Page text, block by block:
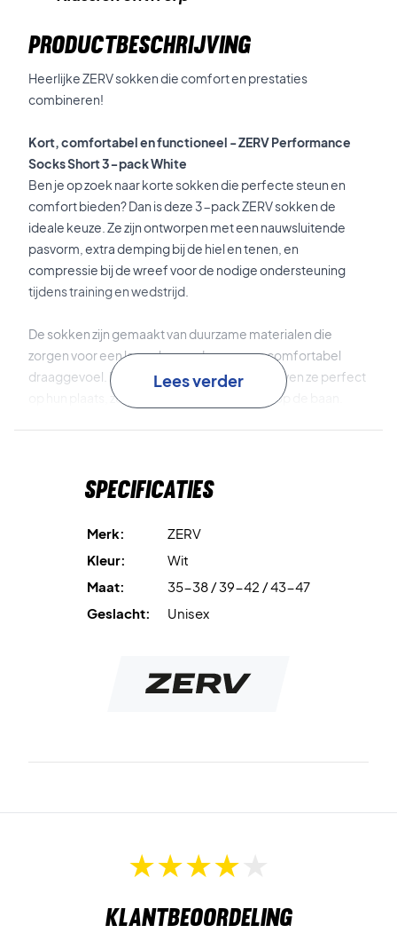
PRODUCTBESCHRIJVING
Heerlijke ZERV sokken die comfort en prestaties
combineren!
Kort, comfortabel en functioneel - ZERV Performance
Socks Short 3-pack White
Ben je op zoek naar korte sokken die perfecte steun en
comfort bieden? Dan is deze 3-pack ZERV sokken de
ideale keuze. Ze zijn ontworpen met een nauwsluitende
pasvorm, extra demping bij de hiel en tenen, en
compressie bij de wreef voor de nodige ondersteuning
tijdens training en wedstrijd.
De sokken zijn gemaakt van duurzame materialen die
zorgen voor een lange levensduur en een comfortabel
draaggevoel. Dankzij de elastische zones blijven ze perfect
op hun plaats, zelfs wanneer je vol gas gaat op de baan.
Zorg voor maximaal comfort - koop je ZERV sokken
Materiaal: 80% katoen, 17% polyamide en 3% elastaan.
Lees verder
Specificaties
Merk:
ZERV
Kleur:
Wit
Maat:
35-38 / 39-42 / 43-47
Geslacht:
Unisex
Klantbeoordeling